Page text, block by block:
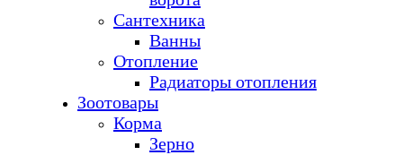
Сантехника
Ванны
Отопление
Радиаторы отопления
Зоотовары
Корма
Зерно